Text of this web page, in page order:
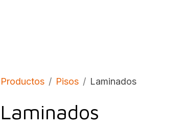
Productos Pisos Laminados
Laminados